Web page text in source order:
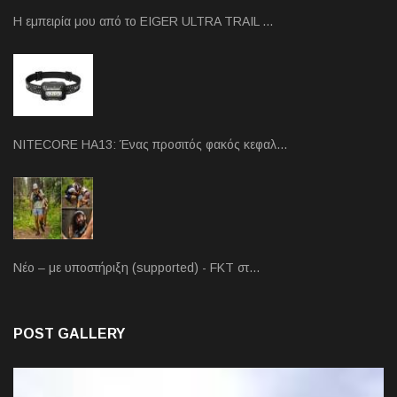
Η εμπειρία μου από το EIGER ULTRA TRAIL …
NITECORE HA13: Ένας προσιτός φακός κεφαλ…
Νέο – με υποστήριξη (supported) - FKT στ…
POST GALLERY